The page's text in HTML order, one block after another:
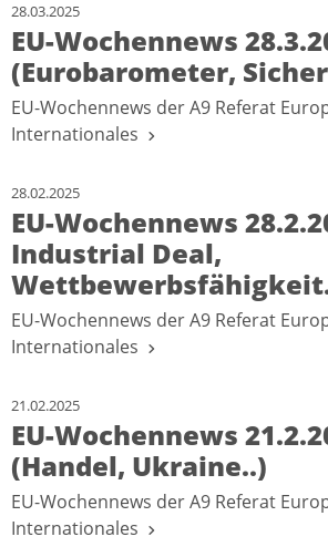
28.03.2025
EU-Wochennews
(Eurobarometer,
EU-Wochennews der A9 Referat
Internationales
28.02.2025
EU-Wochennews
Industrial Deal,
EU-Wochennews der A9 Referat
Internationales
21.02.2025
EU-Wochennews
(Handel, Ukraine..)
EU-Wochennews der A9 Referat
Internationales